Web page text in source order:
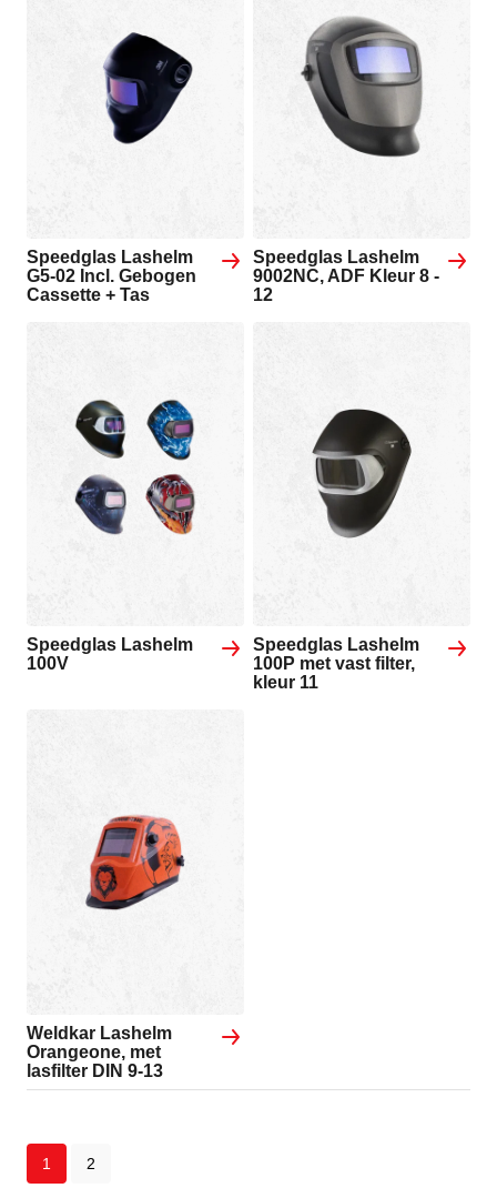
Speedglas Lashelm
G5-02 Incl. Gebogen
Cassette + Tas
Speedglas Lashelm
9002NC, ADF Kleur 8 -
12
Speedglas Lashelm
100V
Speedglas Lashelm
100P met vast filter,
kleur 11
Weldkar Lashelm
Orangeone, met
lasfilter DIN 9-13
1 2